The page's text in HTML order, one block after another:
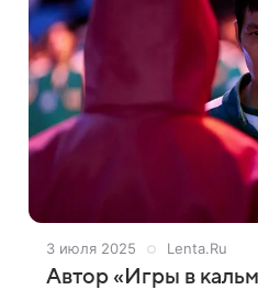
3 июля 2025 Lenta.Ru
Автор «Игры в